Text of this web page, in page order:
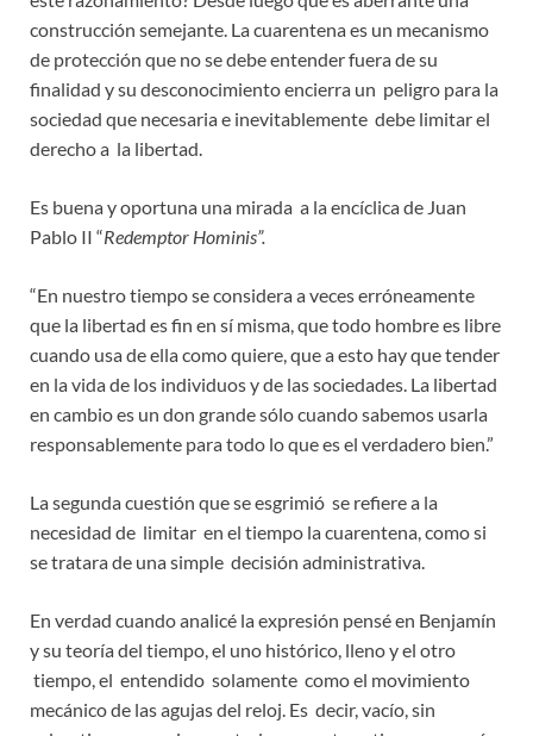
construcción semejante. La cuarentena es un mecanismo
de protección que no se debe entender fuera de su
finalidad y su desconocimiento encierra un peligro para la
sociedad que necesaria e inevitablemente debe limitar el
derecho a la libertad.
Es buena y oportuna una mirada a la encíclica de Juan
Pablo II “Redemptor Hominis”.
“En nuestro tiempo se considera a veces erróneamente
que la libertad es fin en sí misma, que todo hombre es libre
cuando usa de ella como quiere, que a esto hay que tender
en la vida de los individuos y de las sociedades. La libertad
en cambio es un don grande sólo cuando sabemos usarla
responsablemente para todo lo que es el verdadero bien.”
La segunda cuestión que se esgrimió se refiere a la
necesidad de limitar en el tiempo la cuarentena, como si
se tratara de una simple decisión administrativa.
En verdad cuando analicé la expresión pensé en Benjamín
y su teoría del tiempo, el uno histórico, lleno y el otro
tiempo, el entendido solamente como el movimiento
mecánico de las agujas del reloj. Es decir, vacío, sin